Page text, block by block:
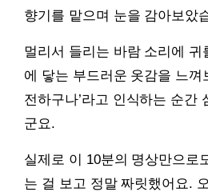
향기를 맡으며 눈을 감아보았
멀리서 들리는 바람 소리에
에 닿는 부드러운 옷감을 느껴
전하구나’라고 인식하는 순간
군요.
실제로 이 10분의 명상만으로
는 걸 보고 정말 짜릿했어요.